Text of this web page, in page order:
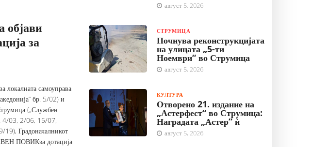
за
локалната самоуправа
бр. 5/02) и
(„Службен
4/03, 2/06, 15/07,
Градоначалникот
ПОВИКза дотација
август 5, 2026
СТРУМИЦА
Почнува реконструкцијата
на улицата „5-ти
Ноември“ во Струмица
август 5, 2026
КУЛТУРА
Отворено 21. издание на
„Астерфест“ во Струмица:
Наградата „Астер“ ѝ
август 5, 2026